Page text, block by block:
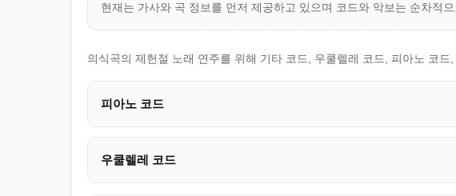
현재는 가사와 곡 정보를 먼저 제공하고 있으며 코드와 악보는 순차적으
의식곡의 제헌절 노래 연주를 위해 기타 코드, 우쿨렐레 코드, 피아노 코드
피아노 코드
우쿨렐레 코드